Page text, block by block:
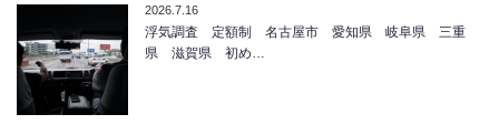
2026.7.16
浮気調査 定額制 名古屋市 愛知県 岐阜県 三重
県 滋賀県 初め…